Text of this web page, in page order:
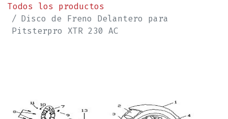
Todos los productos
Disco de Freno Delantero para
Pitsterpro XTR 230 AC